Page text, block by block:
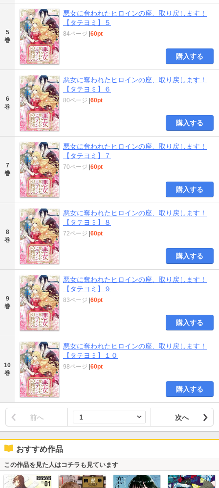
5
巻
悪女に奪われたヒロインの座、取り戻します！
【タテヨミ】５
84ページ |60pt
購入する
6
巻
悪女に奪われたヒロインの座、取り戻します！
【タテヨミ】６
80ページ |60pt
購入する
7
巻
悪女に奪われたヒロインの座、取り戻します！
【タテヨミ】７
70ページ |60pt
購入する
8
巻
悪女に奪われたヒロインの座、取り戻します！
【タテヨミ】８
72ページ |60pt
購入する
9
巻
悪女に奪われたヒロインの座、取り戻します！
【タテヨミ】９
83ページ |60pt
購入する
10
巻
悪女に奪われたヒロインの座、取り戻します！
【タテヨミ】１０
98ページ |60pt
購入する
前へ 次へ
おすすめ作品
この作品を見た人はコチラも見ています